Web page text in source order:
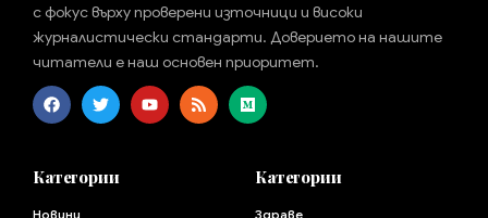
с фокус върху проверени източници и високи
журналистически стандарти. Доверието на нашите
читатели е наш основен приоритет.
Категории
Новини
Категории
Здраве